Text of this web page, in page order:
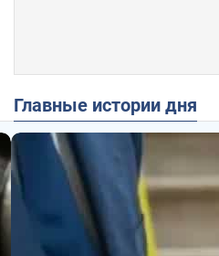
Главные истории дня